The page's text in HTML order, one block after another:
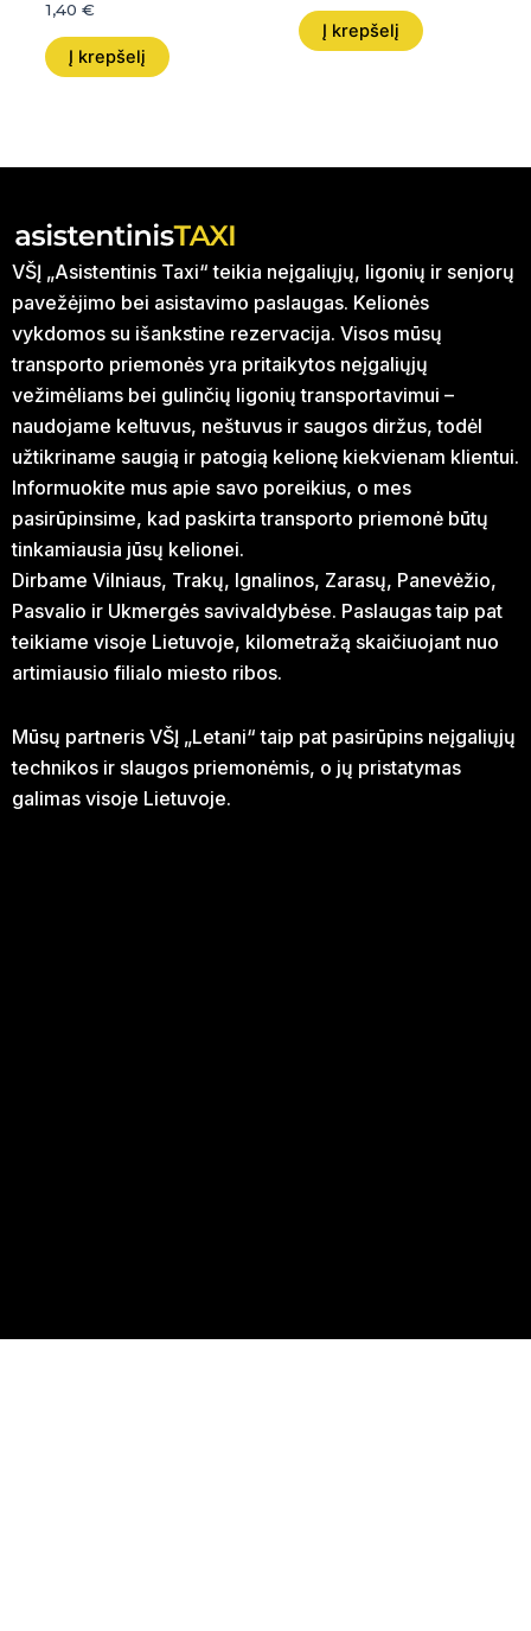
1,40 €
Į krepšelį
Į krepšelį
VŠĮ „Asistentinis Taxi“ teikia neįgaliųjų, ligonių ir senjorų
pavežėjimo bei asistavimo paslaugas. Kelionės
vykdomos su išankstine rezervacija. Visos mūsų
transporto priemonės yra pritaikytos neįgaliųjų
vežimėliams bei gulinčių ligonių transportavimui –
naudojame keltuvus, neštuvus ir saugos diržus, todėl
užtikriname saugią ir patogią kelionę kiekvienam klientui.
Informuokite mus apie savo poreikius, o mes
pasirūpinsime, kad paskirta transporto priemonė būtų
tinkamiausia jūsų kelionei.
Dirbame Vilniaus, Trakų, Ignalinos, Zarasų, Panevėžio,
Pasvalio ir Ukmergės savivaldybėse. Paslaugas taip pat
teikiame visoje Lietuvoje, kilometražą skaičiuojant nuo
artimiausio filialo miesto ribos.
Mūsų partneris VŠĮ „Letani“ taip pat pasirūpins neįgaliųjų
technikos ir slaugos priemonėmis, o jų pristatymas
galimas visoje Lietuvoje.